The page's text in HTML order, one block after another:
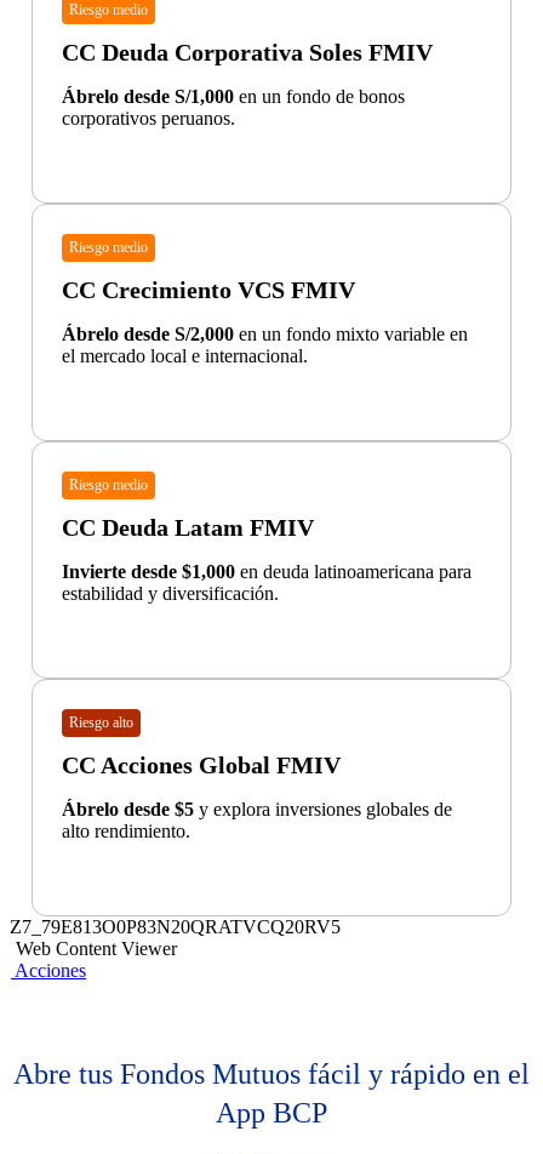
Riesgo medio
CC Deuda Corporativa Soles FMIV
Ábrelo desde S/1,000en un fondo de bonos
corporativos peruanos.
Riesgo medio
CC Crecimiento VCS FMIV
Ábrelo desde S/2,000en un fondo mixto variable en
el mercado local e internacional.
Riesgo medio
CC Deuda Latam FMIV
Invierte desde $1,000en deuda latinoamericana para
estabilidad y diversificación.
Riesgo alto
CC Acciones Global FMIV
Ábrelo desde $5 y explora inversiones globales de
alto rendimiento.
Z7_79E813O0P83N20QRATVCQ20RV5
Web Content Viewer
Acciones
Abre tus Fondos Mutuos fácil y rápido en el
App BCP